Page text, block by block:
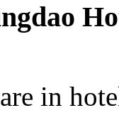
in